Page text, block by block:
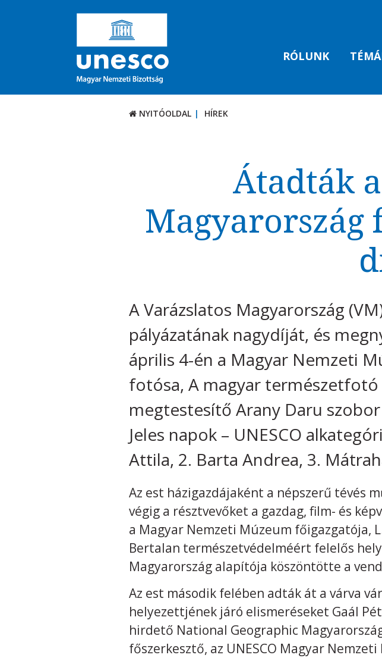
RÓLUNK
NYITÓOLDAL HÍREK
Átadták
A Varázslatos Magyarország
pályázatának nagydíját, és
április 4-én a Magyar Nemzeti
fotósa, A magyar természetfotó
megtestesítő Arany Daru
Jeles napok – UNESCO
Attila, 2. Barta Andrea, 3.
Az est házigazdájaként a népszerű tévés
végig a résztvevőket a gazdag, film- és
a Magyar Nemzeti Múzeum főigazgatója,
Bertalan természetvédelméért felelős
Magyarország alapítója köszöntötte a
Az est második felében adták át a várva
helyezettjének járó elismeréseket Gaál
hirdető National Geographic
főszerkesztő, az UNESCO Magyar